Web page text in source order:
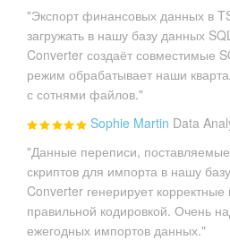
"Экспорт финансовых данных в
загружать в нашу базу данных
Converter создаёт совместимые
режим обрабатывает наши
с сотнями файлов."
Sophie Martin Data
"Данные переписи,
скриптов для импорта в нашу
Converter генерирует корректные
правильной кодировкой. Очень
ежегодных импортов данных."